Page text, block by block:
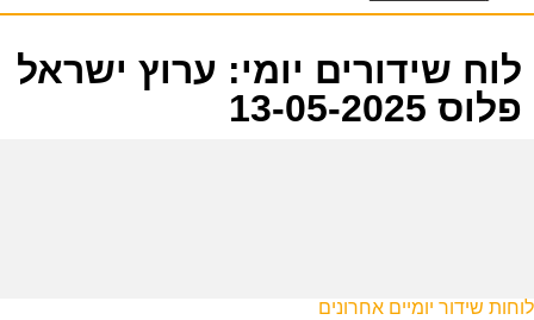
לוח שידורים יומי: ערוץ ישראל
פלוס 13-05-2025
לוחות שידור יומיים אחרונים